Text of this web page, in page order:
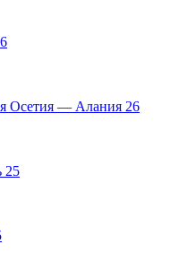
Осетия — Алания 26
25